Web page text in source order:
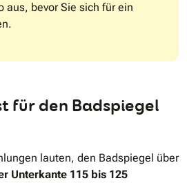
aus, bevor Sie sich für ein
für den Badspiegel
lauten, den Badspiegel über
Unterkante 115 bis 125